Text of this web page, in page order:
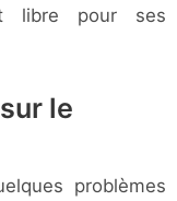
libre pour ses
le
problèmes